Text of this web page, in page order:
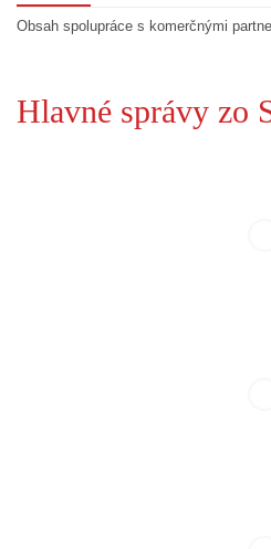
Obsah spolupráce s komerčnými
Hlavné správy zo